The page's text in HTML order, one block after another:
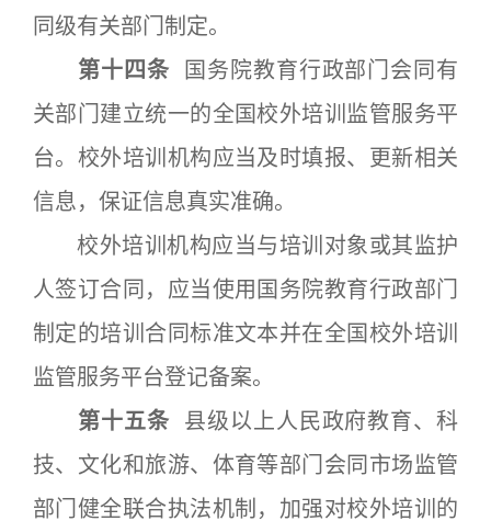
同级有关部门制定。
第十四条 国务院教育行政部门会同有
关部门建立统一的全国校外培训监管服务平
台。校外培训机构应当及时填报、更新相关
信息，保证信息真实准确。
校外培训机构应当与培训对象或其监护
人签订合同，应当使用国务院教育行政部门
制定的培训合同标准文本并在全国校外培训
监管服务平台登记备案。
第十五条 县级以上人民政府教育、科
技、文化和旅游、体育等部门会同市场监管
部门健全联合执法机制，加强对校外培训的